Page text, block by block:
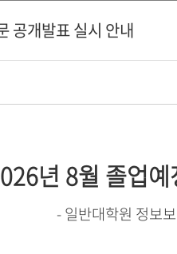
공개발표 실시 안내
년 8월 졸업
- 일반대학원 정보